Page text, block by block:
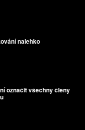
nalehko
označit všechny členy